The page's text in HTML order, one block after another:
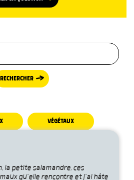
RECHERCHER
VÉGÉTAUX
la petite salamandre, ces
qu’elle rencontre et j’ai hâte